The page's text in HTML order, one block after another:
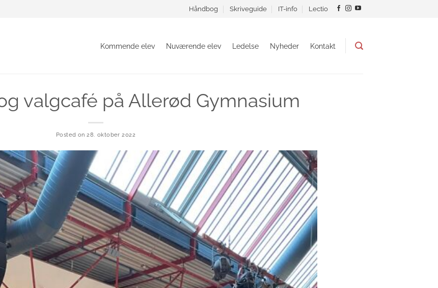
Håndbog Skriveguide IT-info Lectio
Kommende elev Nuværende elev Ledelse Nyheder Kontakt
valgcafé på Allerød Gymnasium
Posted on28. oktober 2022